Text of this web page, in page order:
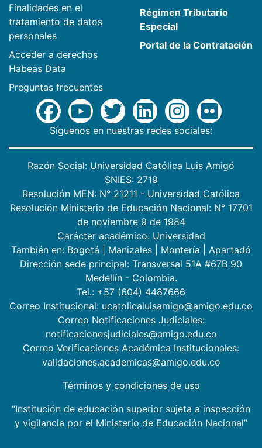
Finalidades en el
tratamiento de datos
personales
Acceder a derechos
Habeas Data
Preguntas frecuentes
Régimen Tributario
Especial
Portal de la Contratación
Síguenos en nuestras redes sociales:
Razón Social: Universidad Católica Luis Amigó
SNIES: 2719
Resolución MEN: N° 21211 - Universidad Católica
Resolución Ministerio de Educación Nacional: N° 17701
de noviembre 9 de 1984
Carácter académico: Universidad
También en: Bogotá Manizales Montería
Apartadó
Dirección sede principal: Transversal 51A #67B 90
Medellín - Colombia.
Tel.: +57 (604) 4487666
Correo Institucional: ucatolicaluisamigo@amigo.edu.co
Correo Notificaciones Judiciales:
notificacionesjudiciales@amigo.edu.co
Correo Verificaciones Académica Institucionales:
validaciones.academicas@amigo.edu.co
Términos y condiciones de uso
“Institución de educación superior sujeta a inspección
y vigilancia por el Ministerio de Educación Nacional”